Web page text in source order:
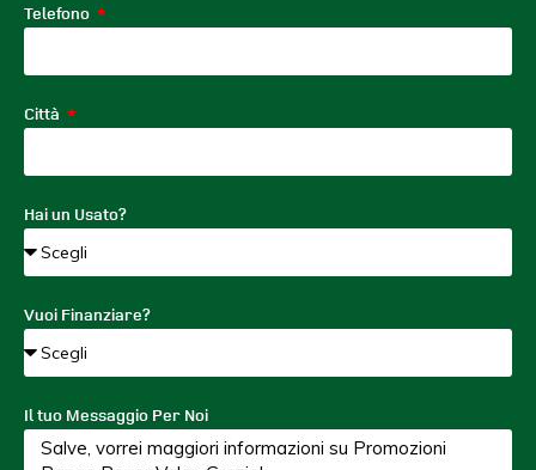
Telefono
Città
Hai un Usato?
Vuoi Finanziare?
Il tuo Messaggio Per Noi